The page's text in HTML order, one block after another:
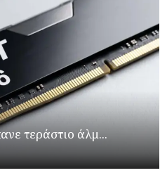
τεράστιο άλμ...